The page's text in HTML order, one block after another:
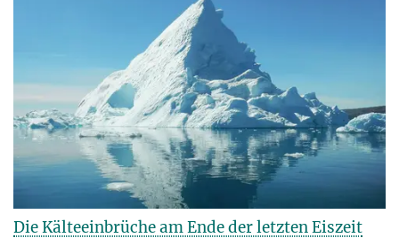
Die Kälteeinbrüche am Ende der letzten Eiszeit